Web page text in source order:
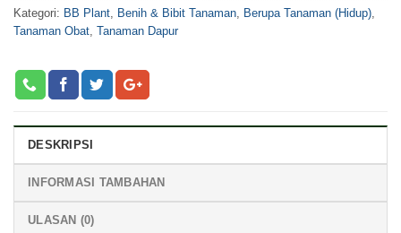
Kategori: BB Plant, Benih & Bibit Tanaman, Berupa Tanaman (Hidup),
Tanaman Obat, Tanaman Dapur
DESKRIPSI
INFORMASI TAMBAHAN
ULASAN (0)